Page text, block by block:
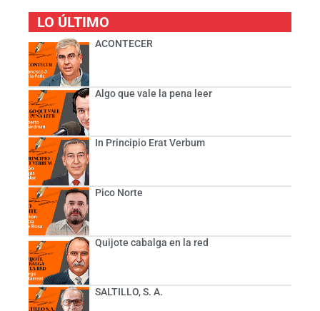
LO ÚLTIMO
ACONTECER
Algo que vale la pena leer
In Principio Erat Verbum
Pico Norte
Quijote cabalga en la red
SALTILLO, S. A.